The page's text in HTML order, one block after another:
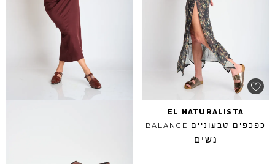
EL NATURALISTA
כפכפים טבעוניים BALANCE
נשים